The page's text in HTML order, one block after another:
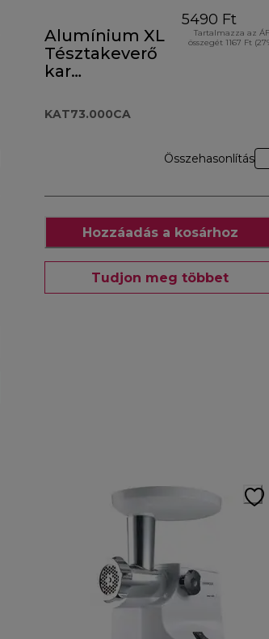
Alumínium XL
Tésztakeverő
kar
KAT73.000CA
5490 Ft
Tartalmazza az
összegét 1167 Ft
Összehasonlítás
Hozzáadás a kosárhoz
Tudjon meg többet